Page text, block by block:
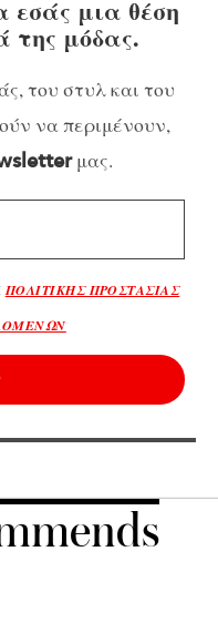
εσάς μια θέση
της μόδας.
του στυλ και του
να περιμένουν,
μας.
ΠΟΛΙΤΙΚΗΣ ΠΡΟΣΤΑΣΙΑΣ